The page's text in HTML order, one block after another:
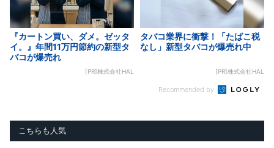
『カートン買い、ダメ。ゼッタ
イ。』年間11万円節約の新型タ
バコが爆売れ
[PR]株式会社HAL
タバコ業界に衝撃！「たばこ税
なし」新型タバコが爆売れ中
[PR]株式会社HAL
Recommended by
こちらも人気